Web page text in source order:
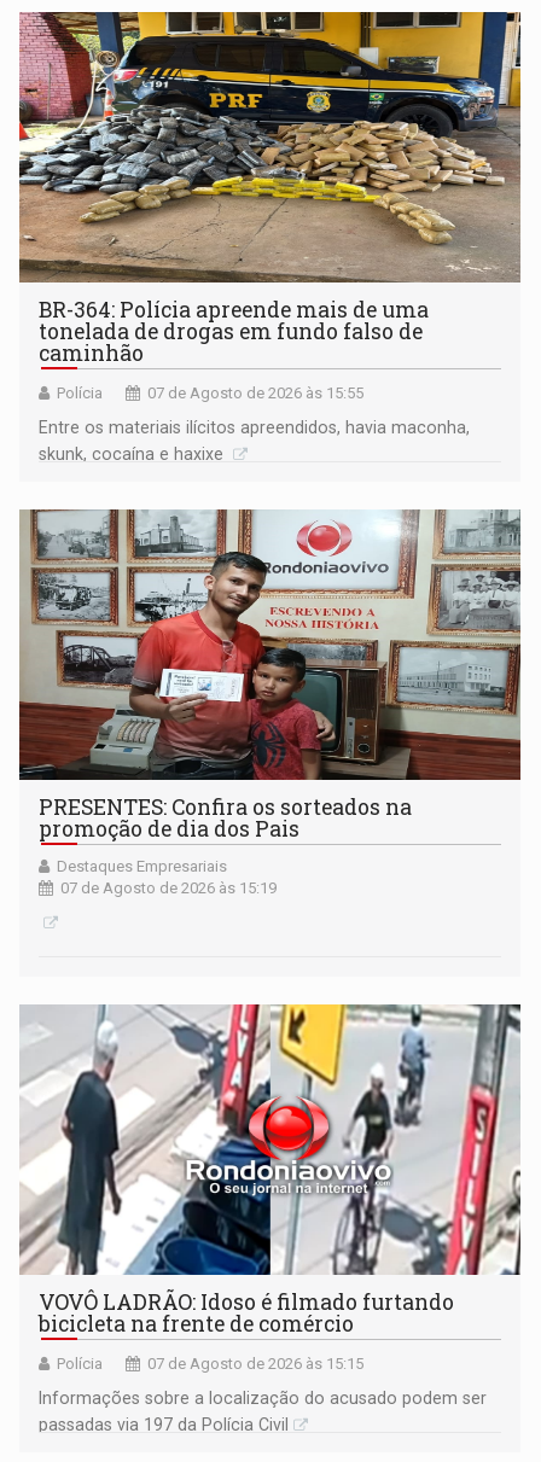
BR-364: Polícia apreende mais de uma
tonelada de drogas em fundo falso de
caminhão
Polícia 07 de Agosto de 2026 às 15:55
Entre os materiais ilícitos apreendidos, havia maconha,
skunk, cocaína e haxixe
PRESENTES: Confira os sorteados na
promoção de dia dos Pais
Destaques Empresariais
07 de Agosto de 2026 às 15:19
VOVÔ LADRÃO: Idoso é filmado furtando
bicicleta na frente de comércio
Polícia 07 de Agosto de 2026 às 15:15
Informações sobre a localização do acusado podem ser
passadas via 197 da Polícia Civil